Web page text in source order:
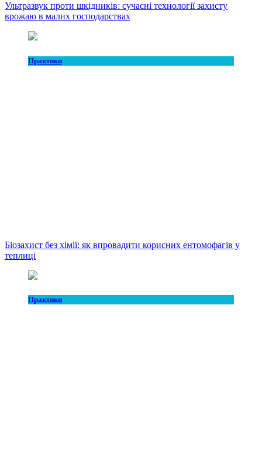
Ультразвук проти шкідників: сучасні технології захисту
врожаю в малих господарствах
Практики
Біозахист без хімії: як впровадити корисних ентомофагів у
теплиці
Практики